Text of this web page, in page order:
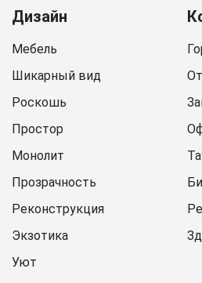
Дизайн
Мебель
Шикарный вид
Роскошь
Простор
Монолит
Прозрачность
Реконструкция
Экзотика
Уют